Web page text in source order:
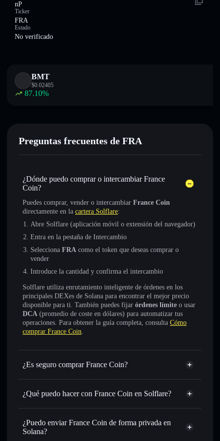
nP
Ticker
FRA
Estado
No verificado
BMT
$0.02405
87.10%
Preguntas frecuentes de FRA
¿Dónde puedo comprar o intercambiar France
Coin?
Puedes comprar, vender o intercambiar France Coin
directamente en la cartera Solflare:
Abre Solflare (aplicación móvil o extensión del navegador)
Entra en la pestaña de Intercambio
Selecciona FRA como el token que deseas comprar o
vender
Introduce la cantidad y confirma el intercambio
Solflare utiliza enrutamiento inteligente de órdenes en los
principales DEXes de Solana para encontrar el mejor precio
disponible para ti. También puedes fijar órdenes límite o usar
DCA (promedio de coste en dólares) para automatizar tus
operaciones. Para obtener la guía completa, consulta Cómo
comprar France Coin.
¿Es seguro comprar France Coin?
France Coin no está verificado
¿Qué puedo hacer con France Coin en Solflare?
France Coin
cartera de Solflare
Intercambiar al instante: operar con FRA para SOL,
USDC o miles de otros tokens de Solana con enrutamiento
¿Puedo enviar France Coin de forma privada en
Solana?